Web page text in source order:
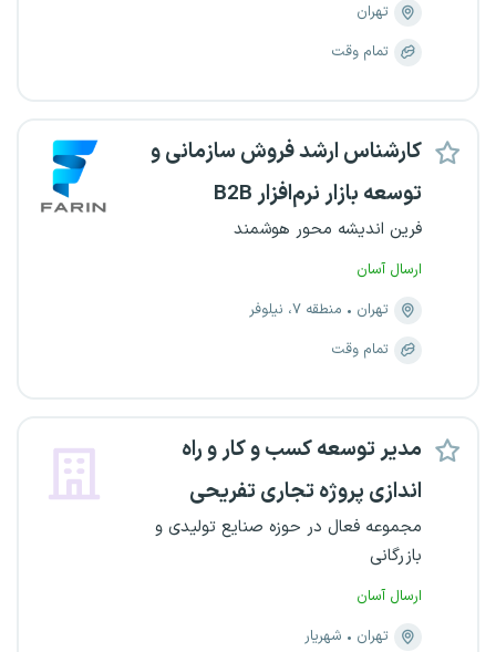
تهران
تمام وقت
کارشناس ارشد فروش سازمانی و
توسعه بازار نرم‌افزار B2B
فرین اندیشه محور هوشمند
ارسال آسان
تهران
منطقه ۷، نیلوفر
تمام وقت
مدیر توسعه کسب و کار و راه
اندازی پروژه تجاری تفریحی
مجموعه فعال در حوزه صنایع تولیدی و
بازرگانی
ارسال آسان
تهران
شهریار